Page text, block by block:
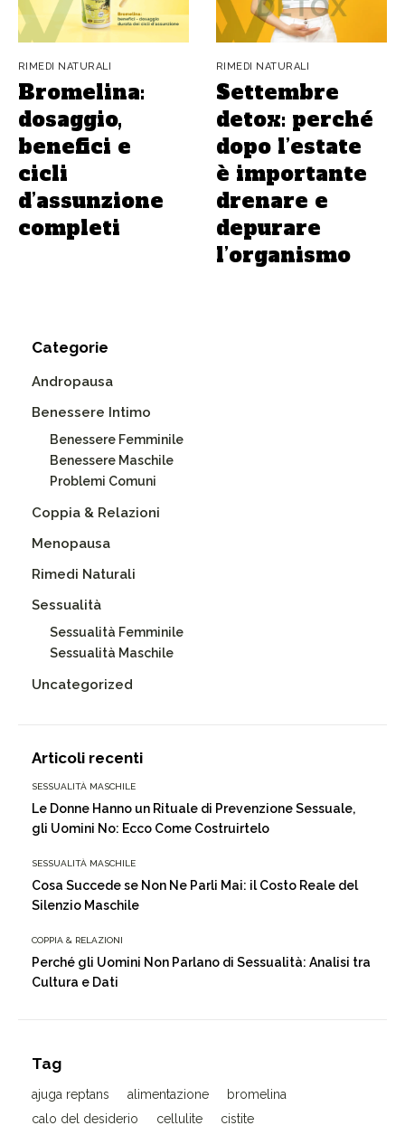
RIMEDI NATURALI
Bromelina:
dosaggio,
benefici e
cicli
d’assunzione
completi
RIMEDI NATURALI
Settembre
detox: perché
dopo l’estate
è importante
drenare e
depurare
l’organismo
Categorie
Andropausa
Benessere Intimo
Benessere Femminile
Benessere Maschile
Problemi Comuni
Coppia & Relazioni
Menopausa
Rimedi Naturali
Sessualità
Sessualità Femminile
Sessualità Maschile
Uncategorized
Articoli recenti
SESSUALITÀ MASCHILE
Le Donne Hanno un Rituale di Prevenzione Sessuale,
gli Uomini No: Ecco Come Costruirtelo
SESSUALITÀ MASCHILE
Cosa Succede se Non Ne Parli Mai: il Costo Reale del
Silenzio Maschile
COPPIA & RELAZIONI
Perché gli Uomini Non Parlano di Sessualità: Analisi tra
Cultura e Dati
Tag
ajuga reptans alimentazione
bromelina
calo del desiderio
cellulite
cistite